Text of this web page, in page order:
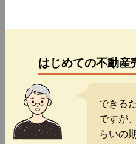
はじめての不動産
できる
ですが
らいの